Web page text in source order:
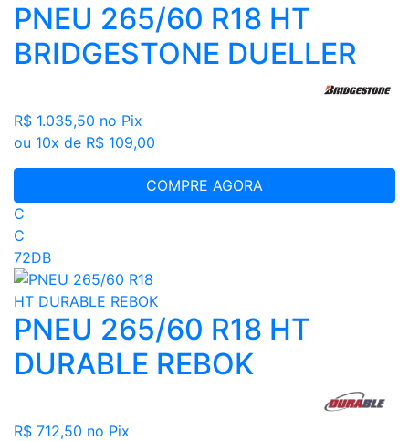
PNEU 265/60 R18 HT
BRIDGESTONE DUELLER
R$ 1.035,50 no Pix
ou 10x de R$ 109,00
COMPRE AGORA
C
C
72DB
PNEU 265/60 R18 HT
DURABLE REBOK
R$ 712,50 no Pix